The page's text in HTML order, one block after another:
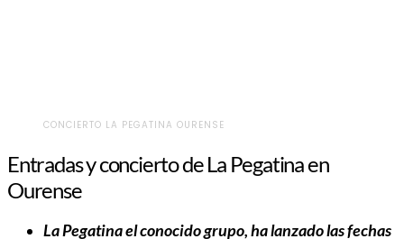
CONCIERTO LA PEGATINA OURENSE
Entradas y concierto de La Pegatina en
Ourense
La Pegatina el conocido grupo, ha lanzado las fechas